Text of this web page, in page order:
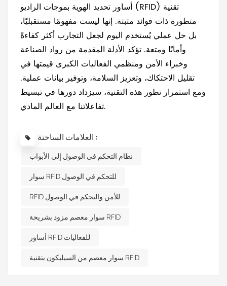
أساور تحديد الهوية بموجات الراديو (RFID) تقنية
متطورة ذات فوائد مثبتة. إنها ليست مفهومًا مستقبليًا،
بل حل عملي يُستخدم اليوم لجعل التجارب أكثر كفاءةً
وأمانًا ومتعة. تؤكد الأدلة المقدمة من رواد الصناعة
وخبراء الأمن ومنظمي الفعاليات الكبرى قيمتها في
تقليل الاحتكاك، وتعزيز السلامة، وتوفير بيانات عملية.
ومع استمرار تطور هذه التقنية، سيزداد دورها في تبسيط
تفاعلاتنا مع العالم المادي.
العلامات الساخنة :
نظام التحكم في الوصول إلى الأبواب
سوار RFID للتحكم في الوصول
RFID للأمن والتحكم في الوصول
سوار معصم مزود بشريحة RFID
أساور RFID للفعاليات
سوار معصم من السيليكون بتقنية RFID